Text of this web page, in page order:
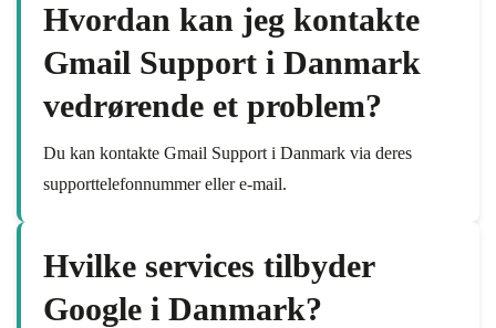
Hvordan kan jeg kontakte
Gmail Support i Danmark
vedrørende et problem?
Du kan kontakte Gmail Support i Danmark via deres
supporttelefonnummer eller e-mail.
Hvilke services tilbyder
Google i Danmark?